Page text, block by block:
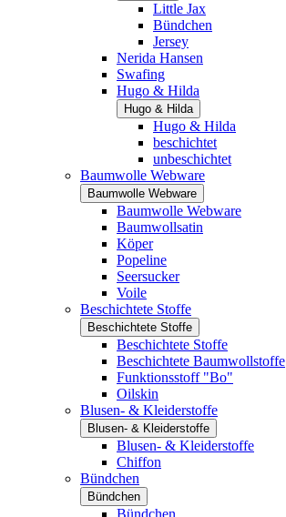
Little Jax
Bündchen
Jersey
Nerida Hansen
Swafing
Hugo & Hilda
Hugo & Hilda
Hugo & Hilda
beschichtet
unbeschichtet
Baumwolle Webware
Baumwolle Webware
Baumwolle Webware
Baumwollsatin
Köper
Popeline
Seersucker
Voile
Beschichtete Stoffe
Beschichtete Stoffe
Beschichtete Stoffe
Beschichtete Baumwollstoffe
Funktionsstoff "Bo"
Oilskin
Blusen- & Kleiderstoffe
Blusen- & Kleiderstoffe
Blusen- & Kleiderstoffe
Chiffon
Bündchen
Bündchen
Bündchen